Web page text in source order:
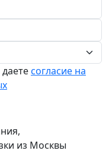
согласие на
из Москвы